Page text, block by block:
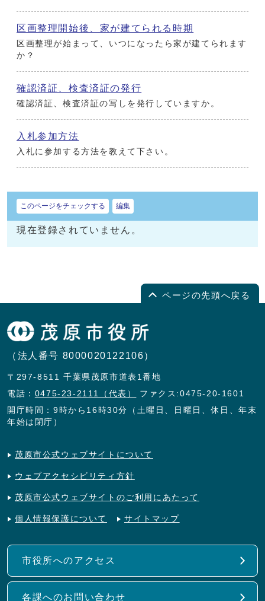
区画整理開始後、家が建てられる時期
区画整理が始まって、いつになったら家が建てられます
か？
確認済証、検査済証の発行
確認済証、検査済証の写しを発行していますか。
入札参加方法
入札に参加する方法を教えて下さい。
このページをチェックする 編集
現在登録されていません。
ページの先頭へ戻る
（法人番号 8000020122106）
〒297-8511 千葉県茂原市道表1番地
電話： 0475-23-2111（代表）
ファクス:0475-20-1601
開庁時間：9時から16時30分（土曜日、日曜日、休日、年末
年始は閉庁）
茂原市公式ウェブサイトについて
ウェブアクセシビリティ方針
茂原市公式ウェブサイトのご利用にあたって
個人情報保護について サイトマップ
市役所へのアクセス
各課へのお問い合わせ